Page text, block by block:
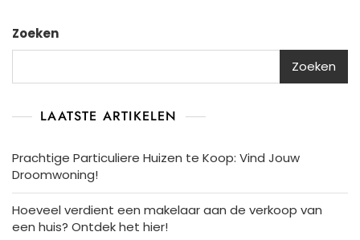
Zoeken
Zoeken
LAATSTE ARTIKELEN
Prachtige Particuliere Huizen te Koop: Vind Jouw
Droomwoning!
Hoeveel verdient een makelaar aan de verkoop van
een huis? Ontdek het hier!